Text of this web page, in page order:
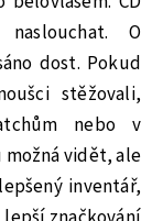
O
dost. Pokud
stěžovali,
nebo v
možná vidět, ale
inventář,